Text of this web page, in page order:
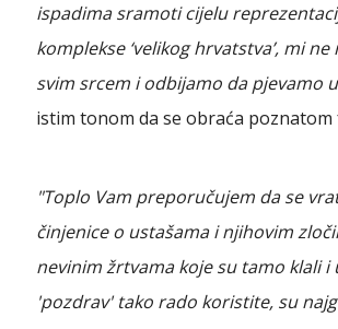
ispadima sramoti cijelu
komplekse ‘velikog hrvatstva’, mi
svim srcem i odbijamo da pjevamo
istim tonom da se obraća
"Toplo Vam preporučujem da se
činjenice o ustašama i njihovim
nevinim žrtvama koje su tamo klali i
'pozdrav' tako rado koristite, su